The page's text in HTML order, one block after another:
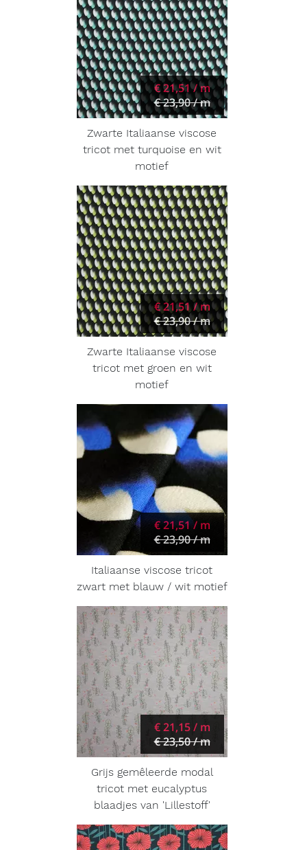
€ 21,51 / m
€ 23,90 / m
Zwarte Italiaanse viscose
tricot met turquoise en wit
motief
€ 21,51 / m
€ 23,90 / m
Zwarte Italiaanse viscose
tricot met groen en wit
motief
€ 21,51 / m
€ 23,90 / m
Italiaanse viscose tricot
zwart met blauw / wit motief
€ 21,15 / m
€ 23,50 / m
Grijs gemêleerde modal
tricot met eucalyptus
blaadjes van 'Lillestoff'